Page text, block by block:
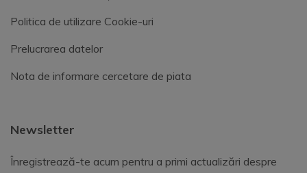
Politica de utilizare Cookie-uri
Prelucrarea datelor
Nota de informare cercetare de piata
Newsletter
Înregistrează-te acum pentru a primi actualizări despre